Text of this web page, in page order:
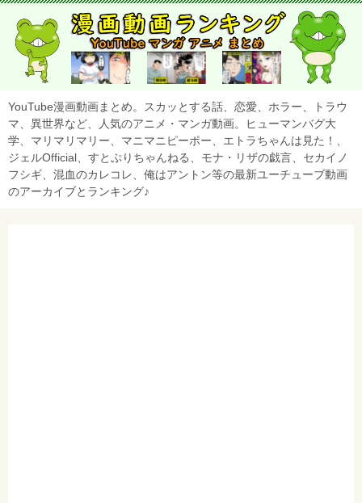
YouTube漫画動画まとめ。スカッとする話、恋愛、ホラー、トラウ
マ、異世界など、人気のアニメ・マンガ動画。ヒューマンバグ大
学、マリマリマリー、マニマニピーポー、エトラちゃんは見た！、
ジェルOfficial、すとぷりちゃんねる、モナ・リザの戯言、セカイノ
フシギ、混血のカレコレ、俺はアントン等の最新ユーチューブ動画
のアーカイブとランキング♪